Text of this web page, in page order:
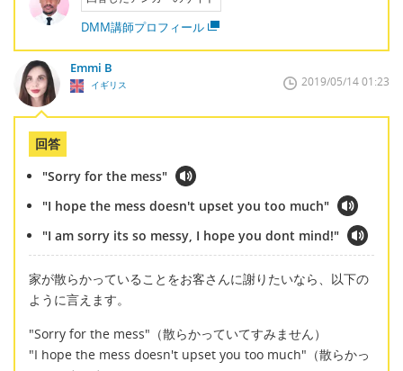
DMM講師プロフィール
Emmi B
イギリス 2019/05/14 01:23
回答
"Sorry for the mess"
"I hope the mess doesn't upset you too much"
"I am sorry its so messy, I hope you dont mind!"
家が散らかっていることをお客さんに謝りたいなら、以下の
ように言えます。
"Sorry for the mess"（散らかっていてすみません）
"I hope the mess doesn't upset you too much"（散らかっ